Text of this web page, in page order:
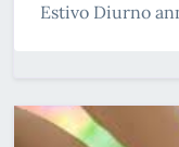
Estivo Diurno